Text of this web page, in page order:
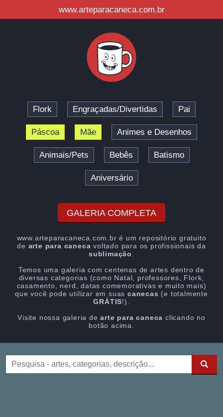
www.arteparacaneca.com.br
Flork Engraçadas/Divertidas Pai
Páscoa Mãe Animes e Desenhos
Animais/Pets Bebês Batismo
Aniversário
GALERIA COMPLETA
www.arteparacaneca.com.br é um repositório gratuito
de arte para caneca voltado para os profissionais da
sublimação
Temos uma galeria com centenas de artes dentro de
diversas categorias (como Natal, professores, Flork,
casamento, nerd, datas comemorativas e muito mais)
que você pode utilizar em suas canecas (e totalmente
GRÁTIS!).
Visite nossa galeria dearte para caneca clicando no
botão acima.